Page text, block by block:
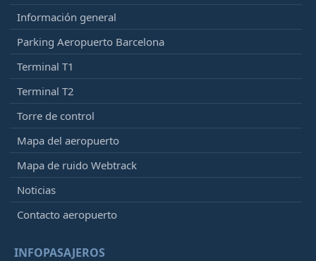
Información general
Parking Aeropuerto Barcelona
Terminal T1
Terminal T2
Torre de control
Mapa del aeropuerto
Mapa de ruido Webtrack
Noticias
Contacto aeropuerto
INFOPASAJEROS